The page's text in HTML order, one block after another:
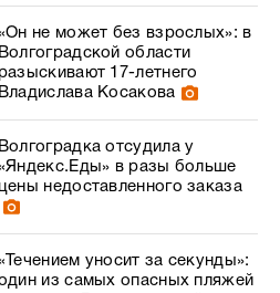
не может без взрослых»: в
Волгоградской области
разыскивают 17-летнего
Владислава Косакова
Волгоградка отсудила у
в разы больше
цены недоставленного заказа
уносит за секунды»:
из самых опасных пляжей